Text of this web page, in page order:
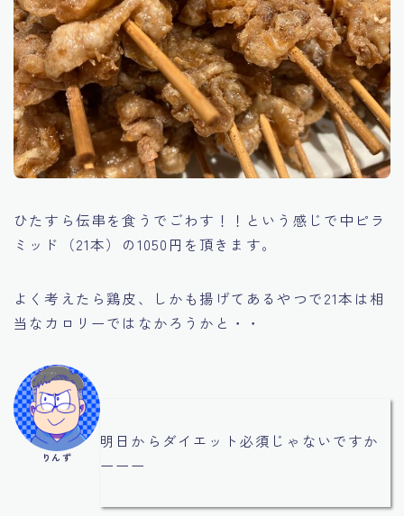
ひたすら伝串を食うでごわす！！という感じで中ピラ
ミッド（21本）の1050円を頂きます。
よく考えたら鶏皮、しかも揚げてあるやつで21本は相
当なカロリーではなかろうかと・・
りんず
明日からダイエット必須じゃないですか
ーーー